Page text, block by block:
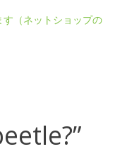
（ネットショップの